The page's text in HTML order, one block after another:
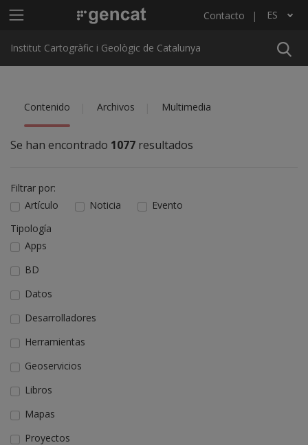
Menú principal ICGC Contacto ES
Lista adicional de acciones
Institut Cartogràfic i Geològic de Catalunya
Contenido Archivos Multimedia
Se han encontrado 1077 resultados
Filtrar por:
Artículo
Noticia
Evento
Tipología
Apps
BD
Datos
Desarrolladores
Herramientas
Geoservicios
Libros
Mapas
Proyectos